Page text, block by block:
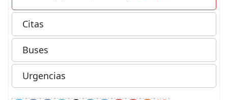
Citas
Buses
Urgencias